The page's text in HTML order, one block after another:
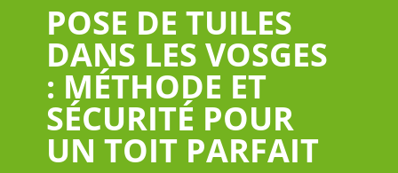
POSE DE TUILES
DANS LES VOSGES
: MÉTHODE ET
SÉCURITÉ POUR
UN TOIT PARFAIT